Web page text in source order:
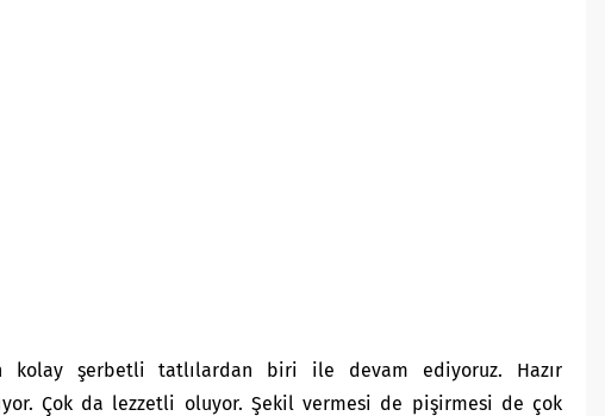
kolay şerbetli tatlılardan biri ile devam ediyoruz. Hazır
Çok da lezzetli oluyor. Şekil vermesi de pişirmesi de çok